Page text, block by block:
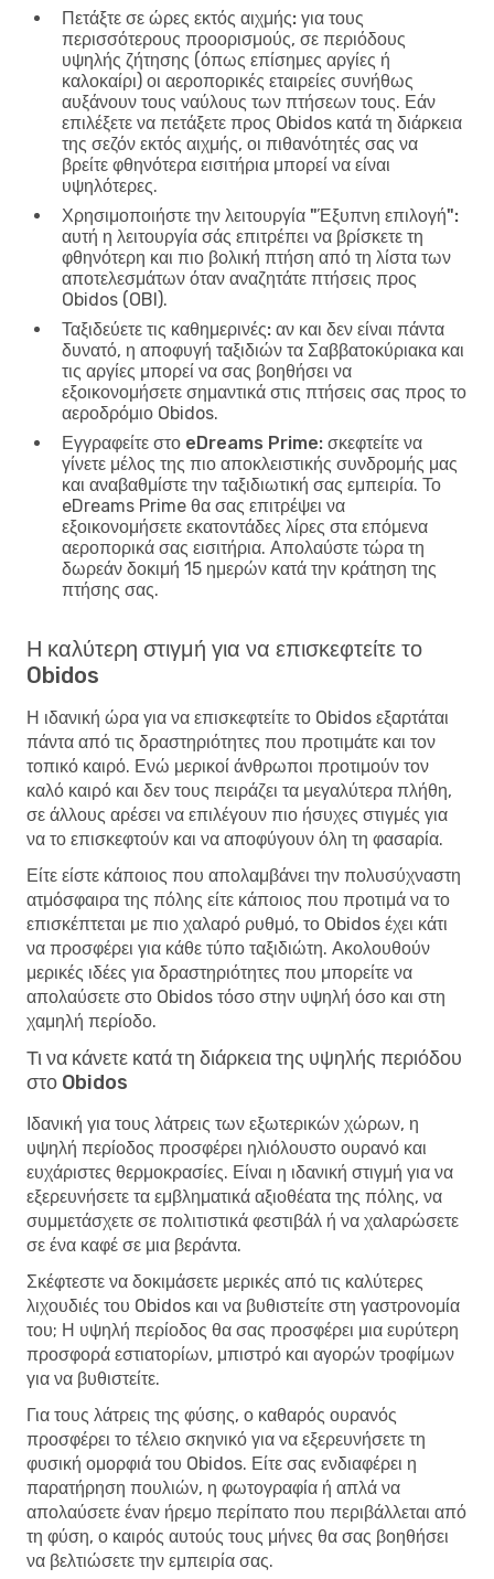
Πετάξτε σε ώρες εκτός αιχμής: για τους
περισσότερους προορισμούς, σε περιόδους
υψηλής ζήτησης (όπως επίσημες αργίες ή
καλοκαίρι) οι αεροπορικές εταιρείες συνήθως
αυξάνουν τους ναύλους των πτήσεων τους. Εάν
επιλέξετε να πετάξετε προς Obidos κατά τη διάρκεια
της σεζόν εκτός αιχμής, οι πιθανότητές σας να
βρείτε φθηνότερα εισιτήρια μπορεί να είναι
υψηλότερες.
Χρησιμοποιήστε την λειτουργία "Έξυπνη επιλογή":
αυτή η λειτουργία σάς επιτρέπει να βρίσκετε τη
φθηνότερη και πιο βολική πτήση από τη λίστα των
αποτελεσμάτων όταν αναζητάτε πτήσεις προς
Obidos (OBI).
Ταξιδεύετε τις καθημερινές: αν και δεν είναι πάντα
δυνατό, η αποφυγή ταξιδιών τα Σαββατοκύριακα και
τις αργίες μπορεί να σας βοηθήσει να
εξοικονομήσετε σημαντικά στις πτήσεις σας προς το
αεροδρόμιο Obidos.
Εγγραφείτε στο eDreams Prime: σκεφτείτε να
γίνετε μέλος της πιο αποκλειστικής συνδρομής μας
και αναβαθμίστε την ταξιδιωτική σας εμπειρία. Το
eDreams Prime θα σας επιτρέψει να
εξοικονομήσετε εκατοντάδες λίρες στα επόμενα
αεροπορικά σας εισιτήρια. Απολαύστε τώρα τη
δωρεάν δοκιμή 15 ημερών κατά την κράτηση της
πτήσης σας.
Η καλύτερη στιγμή για να επισκεφτείτε το
Obidos
Η ιδανική ώρα για να επισκεφτείτε το Obidos εξαρτάται
πάντα από τις δραστηριότητες που προτιμάτε και τον
τοπικό καιρό. Ενώ μερικοί άνθρωποι προτιμούν τον
καλό καιρό και δεν τους πειράζει τα μεγαλύτερα πλήθη,
σε άλλους αρέσει να επιλέγουν πιο ήσυχες στιγμές για
να το επισκεφτούν και να αποφύγουν όλη τη φασαρία.
Είτε είστε κάποιος που απολαμβάνει την πολυσύχναστη
ατμόσφαιρα της πόλης είτε κάποιος που προτιμά να το
επισκέπτεται με πιο χαλαρό ρυθμό, το Obidos έχει κάτι
να προσφέρει για κάθε τύπο ταξιδιώτη. Ακολουθούν
μερικές ιδέες για δραστηριότητες που μπορείτε να
απολαύσετε στο Obidos τόσο στην υψηλή όσο και στη
χαμηλή περίοδο.
Τι να κάνετε κατά τη διάρκεια της υψηλής περιόδου
στο Obidos
Ιδανική για τους λάτρεις των εξωτερικών χώρων, η
υψηλή περίοδος προσφέρει ηλιόλουστο ουρανό και
ευχάριστες θερμοκρασίες. Είναι η ιδανική στιγμή για να
εξερευνήσετε τα εμβληματικά αξιοθέατα της πόλης, να
συμμετάσχετε σε πολιτιστικά φεστιβάλ ή να χαλαρώσετε
σε ένα καφέ σε μια βεράντα.
Σκέφτεστε να δοκιμάσετε μερικές από τις καλύτερες
λιχουδιές του Obidos και να βυθιστείτε στη γαστρονομία
του; Η υψηλή περίοδος θα σας προσφέρει μια ευρύτερη
προσφορά εστιατορίων, μπιστρό και αγορών τροφίμων
για να βυθιστείτε.
Για τους λάτρεις της φύσης, ο καθαρός ουρανός
προσφέρει το τέλειο σκηνικό για να εξερευνήσετε τη
φυσική ομορφιά του Obidos. Είτε σας ενδιαφέρει η
παρατήρηση πουλιών, η φωτογραφία ή απλά να
απολαύσετε έναν ήρεμο περίπατο που περιβάλλεται από
τη φύση, ο καιρός αυτούς τους μήνες θα σας βοηθήσει
να βελτιώσετε την εμπειρία σας.